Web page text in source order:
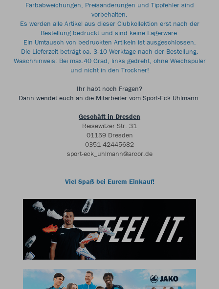
Farbabweichungen, Preisänderungen und Tippfehler sind
vorbehalten.
Es werden alle Artikel aus dieser Clubkollektion erst nach der
Bestellung bedruckt und sind keine Lagerware.
Ein Umtausch von bedruckten Artikeln ist ausgeschlossen.
Die Lieferzeit beträgt ca. 3-10 Werktage nach der Bestellung.
Waschhinweis: Bei max.40 Grad, links gedreht, ohne Weichspüler
und nicht in den Trockner!
Ihr habt noch Fragen?
Dann wendet euch an die Mitarbeiter vom Sport-Eck Uhlmann.
Geschäft in Dresden
Reisewitzer Str. 31
01159 Dresden
0351-42445682
sport-eck_uhlmann@arcor.de
Viel Spaß bei Eurem Einkauf!